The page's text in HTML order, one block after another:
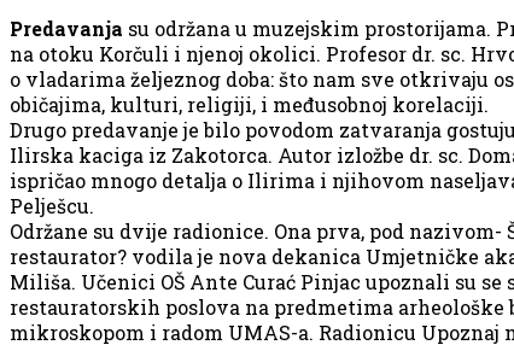
Predavanja su održana u muzejskim prostorijama.
na otoku Korčuli i njenoj okolici. Profesor dr. sc.
o vladarima željeznog doba: što nam sve otkrivaju
običajima, kulturi, religiji, i međusobnoj korelaciji.
Drugo predavanje je bilo povodom zatvaranja
Ilirska kaciga iz Zakotorca. Autor izložbe dr. sc.
ispričao mnogo detalja o Ilirima i njihovom
Pelješcu.
Održane su dvije radionice. Ona prva, pod
restaurator? vodila je nova dekanica Umjetničke
Miliša. Učenici OŠ Ante Curać Pinjac upoznali su
restauratorskih poslova na predmetima arheološke
mikroskopom i radom UMAS-a. Radionicu Upoznaj